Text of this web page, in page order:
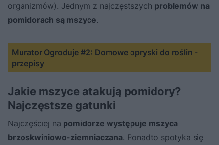
organizmów). Jednym z najczęstszych problemów na
pomidorach są mszyce.
Murator Ogroduje #2: Domowe opryski do roślin -
przepisy
Jakie mszyce atakują pomidory?
Najczęstsze gatunki
Najczęściej na pomidorze występuje mszyca
brzoskwiniowo-ziemniaczana. Ponadto spotyka się